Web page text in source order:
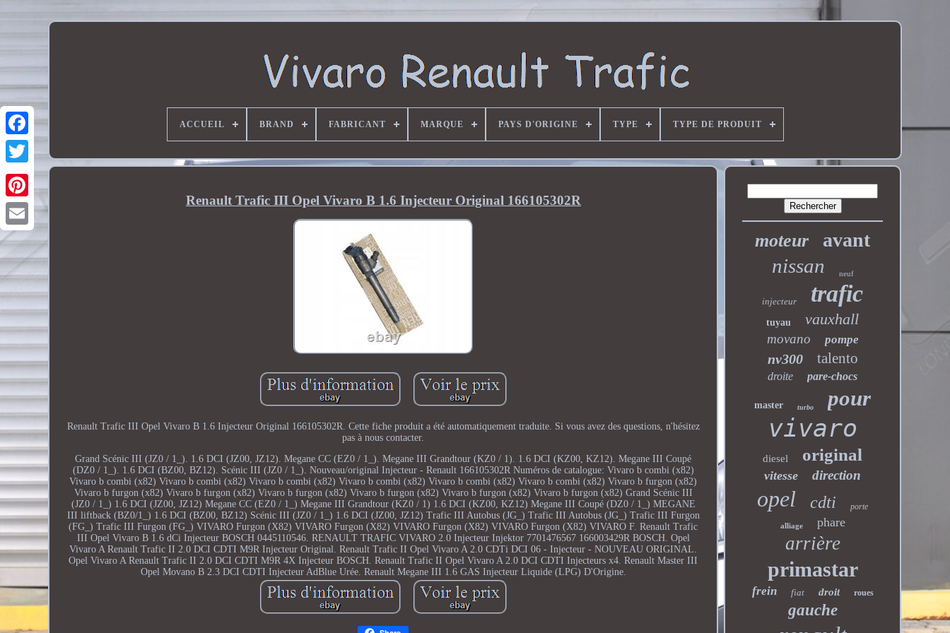
ACCUEIL BRAND FABRICANT MARQUE PAYS D'ORIGINE TYPE TYPE DE PRODUIT
Renault Trafic III Opel Vivaro B 1.6 Injecteur Original 166105302R
Renault Trafic III Opel Vivaro B 1.6 Injecteur Original 166105302R. Cette fiche produit a été automatiquement traduite. Si vous avez des questions, n'hésitez
pas à nous contacter.
Grand Scénic III (JZ0 / 1_). 1.6 DCI (JZ00, JZ12). Megane CC (EZ0 / 1_). Megane III Grandtour (KZ0 / 1). 1.6 DCI (KZ00, KZ12). Megane III Coupé
(DZ0 / 1_). 1.6 DCI (BZ00, BZ12). Scénic III (JZ0 / 1_). Nouveau/original Injecteur - Renault 166105302R Numéros de catalogue: Vivaro b combi (x82)
Vivaro b combi (x82) Vivaro b combi (x82) Vivaro b combi (x82) Vivaro b combi (x82) Vivaro b combi (x82) Vivaro b combi (x82) Vivaro b furgon (x82)
Vivaro b furgon (x82) Vivaro b furgon (x82) Vivaro b furgon (x82) Vivaro b furgon (x82) Vivaro b furgon (x82) Vivaro b furgon (x82) Grand Scénic III
(JZ0 / 1_) 1.6 DCI (JZ00, JZ12) Megane CC (EZ0 / 1_) Megane III Grandtour (KZ0 / 1) 1.6 DCI (KZ00, KZ12) Megane III Coupé (DZ0 / 1_) MEGANE
III liftback (BZ0/1_) 1.6 DCI (BZ00, BZ12) Scénic III (JZ0 / 1_) 1.6 DCI (JZ00, JZ12) Trafic III Autobus (JG_) Trafic III Autobus (JG_) Trafic III Furgon
(FG_) Trafic III Furgon (FG_) VIVARO Furgon (X82) VIVARO Furgon (X82) VIVARO Furgon (X82) VIVARO Furgon (X82) VIVARO F. Renault Trafic
III Opel Vivaro B 1.6 dCi Injecteur BOSCH 0445110546. RENAULT TRAFIC VIVARO 2.0 Injecteur Injektor 7701476567 166003429R BOSCH. Opel
Vivaro A Renault Trafic II 2.0 DCI CDTI M9R Injecteur Original. Renault Trafic II Opel Vivaro A 2.0 CDTi DCI 06 - Injecteur - NOUVEAU ORIGINAL.
Opel Vivaro A Renault Trafic II 2.0 DCI CDTI M9R 4X Injecteur BOSCH. Renault Trafic II Opel Vivaro A 2.0 DCI CDTI Injecteurs x4. Renault Master III
Opel Movano B 2.3 DCI CDTI Injecteur AdBlue Urée. Renault Megane III 1.6 GAS Injecteur Liquide (LPG) D'Origine.
moteur avant
nissan neuf
injecteur trafic
tuyau vauxhall
movano pompe
nv300 talento
droite pare-chocs
master turbo pour
vivaro
diesel original
vitesse direction
opel cdti porte
alliage phare
arrière
primastar
frein fiat droit roues
gauche